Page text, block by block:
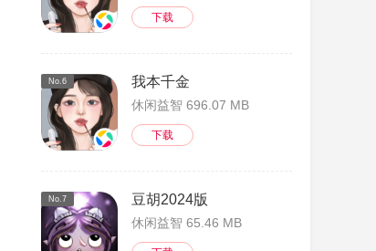
下载
No.6 我本千金
休闲益智 696.07 MB
下载
No.7 豆胡2024版
休闲益智 65.46 MB